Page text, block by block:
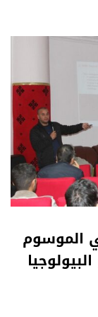
الموسوم